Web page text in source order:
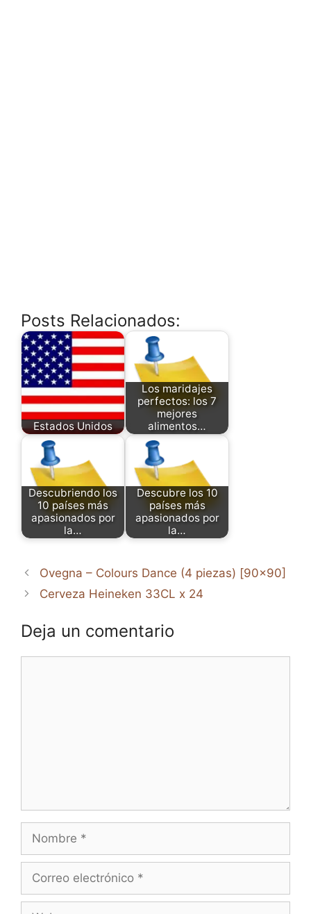
Posts Relacionados:
Estados Unidos
Los maridajes
perfectos: los 7
mejores
alimentos…
Descubriendo los
10 países más
apasionados por
la…
Descubre los 10
países más
apasionados por
la…
Ovegna – Colours Dance (4 piezas) [90×90]
Cerveza Heineken 33CL x 24
Deja un comentario
Nombre
Correo
Web